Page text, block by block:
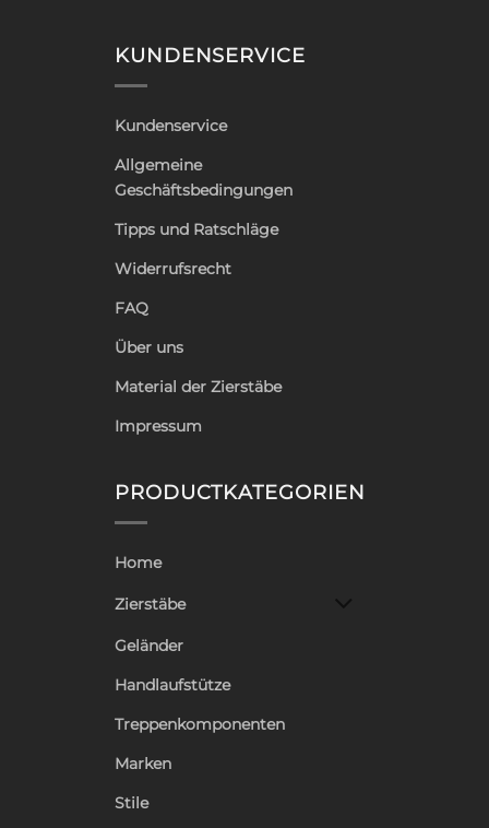
KUNDENSERVICE
Kundenservice
Allgemeine
Geschäftsbedingungen
Tipps und Ratschläge
Widerrufsrecht
FAQ
Über uns
Material der Zierstäbe
Impressum
PRODUCTKATEGORIEN
Home
Zierstäbe
Geländer
Handlaufstütze
Treppenkomponenten
Marken
Stile